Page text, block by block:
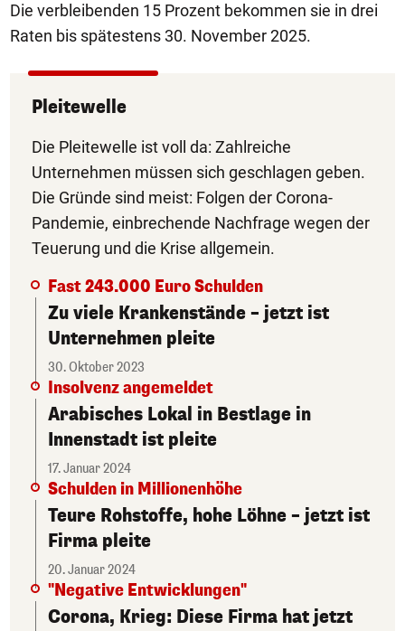
Die verbleibenden 15 Prozent bekommen sie in drei
Raten bis spätestens 30. November 2025.
Pleitewelle
Die Pleitewelle ist voll da: Zahlreiche
Unternehmen müssen sich geschlagen geben.
Die Gründe sind meist: Folgen der Corona-
Pandemie, einbrechende Nachfrage wegen der
Teuerung und die Krise allgemein.
Fast 243.000 Euro Schulden
Zu viele Krankenstände – jetzt ist
Unternehmen pleite
30. Oktober 2023
Insolvenz angemeldet
Arabisches Lokal in Bestlage in
Innenstadt ist pleite
17. Januar 2024
Schulden in Millionenhöhe
Teure Rohstoffe, hohe Löhne – jetzt ist
Firma pleite
20. Januar 2024
"Negative Entwicklungen"
Corona, Krieg: Diese Firma hat jetzt